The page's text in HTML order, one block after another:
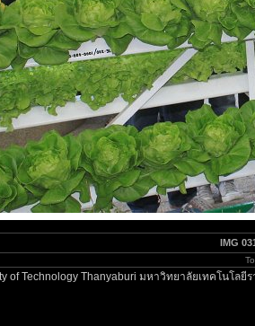
IMG
of Technology Thanyaburi มหาวิทยาลัยเทคโนโ